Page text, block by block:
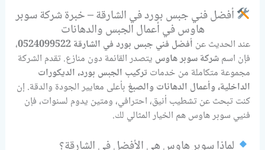
أفضل فني جبس بورد في الشارقة – خبرة شركة سوبر
هاوس في أعمال الجبس والدهانات
عند الحديث عن أفضل فني جبس بورد في الشارقة0524099522،
فإن اسمشركة سوبر هاوس يتصدر القائمة دون منازع. تقدم الشركة
مجموعة متكاملة من خدمات تركيب الجبس بورد، الديكورات
الداخلية، وأعمال الدهانات والصبغ بأعلى معايير الجودة والدقة. إن
كنت تبحث عن تشطيب أنيق، احترافي، ومتين يدوم لسنوات، فإن
فنيي سوبر هاوس هم الخيار المثالي لك.